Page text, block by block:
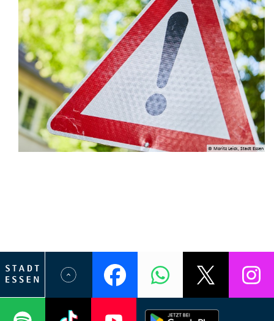
© Moritz Leick, Stadt Essen